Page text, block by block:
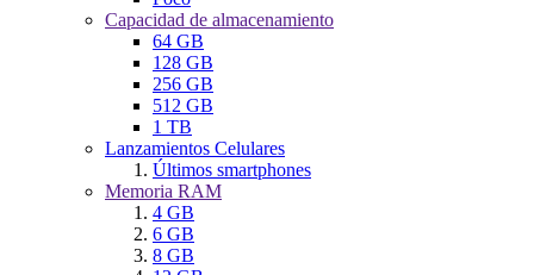
Capacidad de almacenamiento
64 GB
128 GB
256 GB
512 GB
1 TB
Lanzamientos Celulares
Últimos smartphones
Memoria RAM
4 GB
6 GB
8 GB